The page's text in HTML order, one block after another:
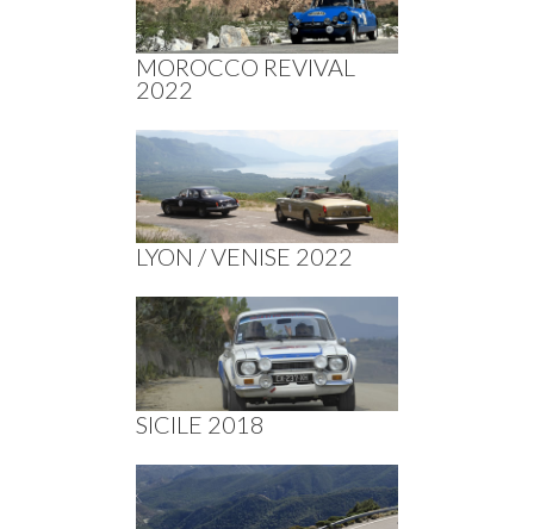
MOROCCO REVIVAL
2022
LYON / VENISE 2022
SICILE 2018